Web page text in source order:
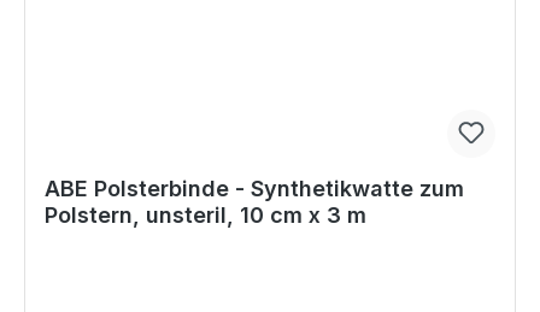
ABE Polsterbinde - Synthetikwatte zum
Polstern, unsteril, 10 cm x 3 m